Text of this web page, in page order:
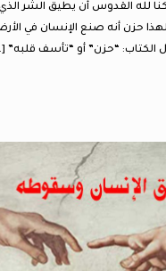
لله القدوس أن يطيق الشر
حزن أنه صنع الإنسان في
الكتاب: “حزن” أو “تأسف قلبه”